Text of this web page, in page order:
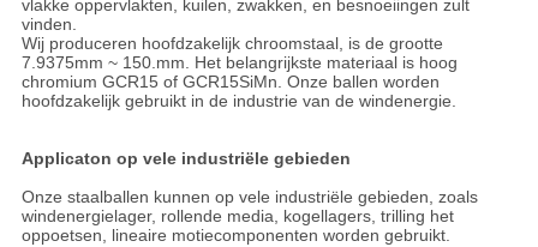
vlakke oppervlakten, kuilen, zwakken, en besnoeiingen zult
vinden.
Wij produceren hoofdzakelijk chroomstaal, is de grootte
7.9375mm ~ 150.mm. Het belangrijkste materiaal is hoog
chromium GCR15 of GCR15SiMn. Onze ballen worden
hoofdzakelijk gebruikt in de industrie van de windenergie.
Applicaton op vele industriële gebieden
Onze staalballen kunnen op vele industriële gebieden, zoals
windenergielager, rollende media, kogellagers, trilling het
oppoetsen, lineaire motiecomponenten worden gebruikt.